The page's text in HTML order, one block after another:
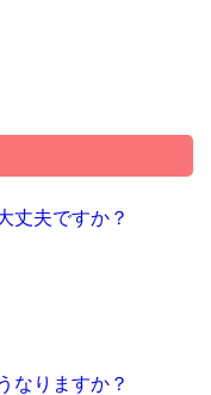
丈夫ですか？
なりますか？